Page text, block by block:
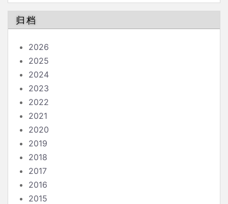
归档
2026
2025
2024
2023
2022
2021
2020
2019
2018
2017
2016
2015